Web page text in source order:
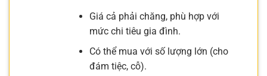
Giá cả phải chăng, phù hợp với
mức chi tiêu gia đình.
Có thể mua với số lượng lớn (cho
đám tiệc, cỗ).